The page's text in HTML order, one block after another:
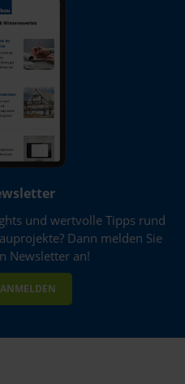
und wertvolle Tipps rund
Dann melden Sie
Newsletter an!
ANMELDEN